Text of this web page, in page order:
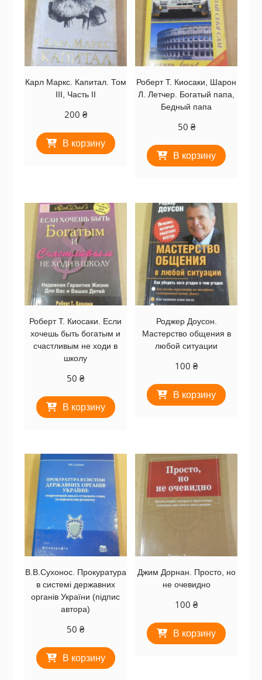
Карл Маркс. Капитал. Том
III, Часть II
200 ₴
В корзину
Роберт Т. Киосаки, Шарон
Л. Летчер. Богатый папа,
Бедный папа
50 ₴
В корзину
Роберт Т. Киосаки. Если
хочешь быть богатым и
счастливым не ходи в
школу
50₴
В корзину
Роджер Доусон.
Мастерство общения в
любой ситуации
100₴
В корзину
В.В.Сухонос. Прокуратура
в системі державних
органів України (підпис
автора)
50₴
В корзину
Джим Дорнан. Просто, но
не очевидно
100₴
В корзину